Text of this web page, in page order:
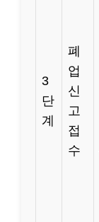
3
단
계
폐
업
신
고
접
수